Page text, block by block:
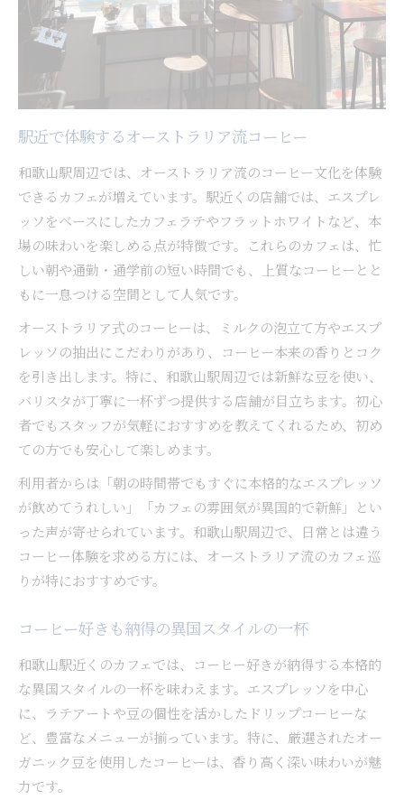
駅近で体験するオーストラリア流コーヒー
和歌山駅周辺では、オーストラリア流のコーヒー文化を体験
できるカフェが増えています。駅近くの店舗では、エスプレ
ッソをベースにしたカフェラテやフラットホワイトなど、本
場の味わいを楽しめる点が特徴です。これらのカフェは、忙
しい朝や通勤・通学前の短い時間でも、上質なコーヒーとと
もに一息つける空間として人気です。
オーストラリア式のコーヒーは、ミルクの泡立て方やエスプ
レッソの抽出にこだわりがあり、コーヒー本来の香りとコク
を引き出します。特に、和歌山駅周辺では新鮮な豆を使い、
バリスタが丁寧に一杯ずつ提供する店舗が目立ちます。初心
者でもスタッフが気軽におすすめを教えてくれるため、初め
ての方でも安心して楽しめます。
利用者からは「朝の時間帯でもすぐに本格的なエスプレッソ
が飲めてうれしい」「カフェの雰囲気が異国的で新鮮」とい
った声が寄せられています。和歌山駅周辺で、日常とは違う
コーヒー体験を求める方には、オーストラリア流のカフェ巡
りが特におすすめです。
コーヒー好きも納得の異国スタイルの一杯
和歌山駅近くのカフェでは、コーヒー好きが納得する本格的
な異国スタイルの一杯を味わえます。エスプレッソを中心
に、ラテアートや豆の個性を活かしたドリップコーヒーな
ど、豊富なメニューが揃っています。特に、厳選されたオー
ガニック豆を使用したコーヒーは、香り高く深い味わいが魅
力です。